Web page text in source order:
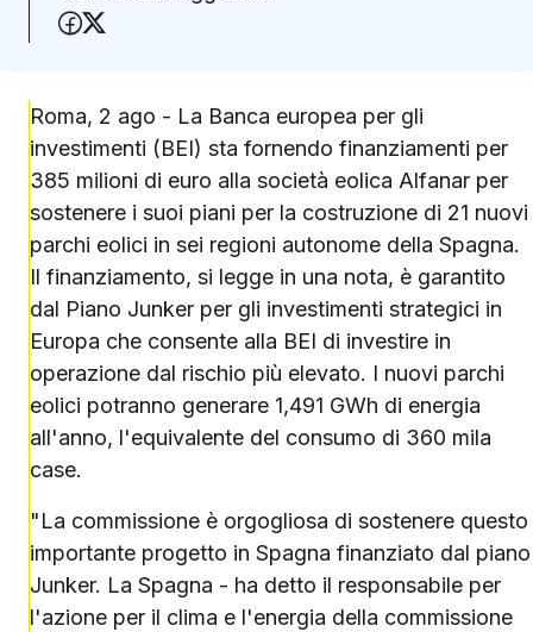
Condividi su Facebook
Roma, 2 ago - La Banca europea per gli
investimenti (BEI) sta fornendo finanziamenti per
385 milioni di euro alla società eolica Alfanar per
sostenere i suoi piani per la costruzione di 21 nuovi
parchi eolici in sei regioni autonome della Spagna.
Il finanziamento, si legge in una nota, è garantito
dal Piano Junker per gli investimenti strategici in
Europa che consente alla BEI di investire in
operazione dal rischio più elevato. I nuovi parchi
eolici potranno generare 1,491 GWh di energia
all'anno, l'equivalente del consumo di 360 mila
case.
"La commissione è orgogliosa di sostenere questo
importante progetto in Spagna finanziato dal piano
Junker. La Spagna - ha detto il responsabile per
l'azione per il clima e l'energia della commissione